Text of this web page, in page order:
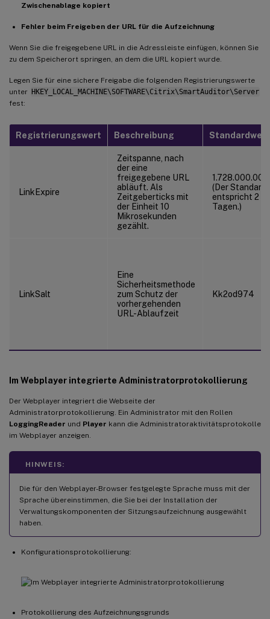
Zwischenablage kopiert
Fehler beim Freigeben der URL für die Aufzeichnung
Wenn Sie die freigegebene URL in die Adressleiste einfügen, können Sie
zu dem Speicherort springen, an dem die URL kopiert wurde.
Legen Sie für eine sichere Freigabe die folgenden Registrierungswerte
unter HKEY_LOCAL_MACHINE\SOFTWARE\Citrix\SmartAuditor\Server
fest:
Registrierungswert Beschreibung Standardwert
LinkExpire
Zeitspanne, nach
der eine
freigegebene URL
abläuft. Als
Zeitgeberticks mit
der Einheit 10
Mikrosekunden
gezählt.
(Der
entspricht 2
Tagen.)
LinkSalt
Eine
Sicherheitsmethode
zum Schutz der
vorhergehenden
URL-Ablaufzeit
Kk2od974
Im Webplayer integrierte Administratorprotokollierung
Der Webplayer integriert die Webseite der
Administratorprotokollierung. Ein Administrator mit den Rollen
LoggingReader und Player kann die Administratoraktivitätsprotokolle
im Webplayer anzeigen.
HINWEIS:
Die für den Webplayer-Browser festgelegte Sprache muss mit der
Sprache übereinstimmen, die Sie bei der Installation der
Verwaltungskomponenten der Sitzungsaufzeichnung ausgewählt
haben.
Konfigurationsprotokollierung:
Protokollierung des Aufzeichnungsgrunds